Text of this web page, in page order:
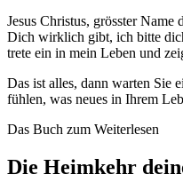
Jesus Christus, grösster Name
Dich wirklich gibt, ich bitte
trete ein in mein Leben und
Das ist alles, dann warten Sie
fühlen, was neues in Ihrem
Das Buch zum Weiterlesen
Die Heimkehr